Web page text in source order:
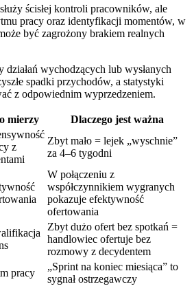
ścisłej kontroli pracowników, ale
pracy oraz identyfikacji momentów, w
być zagrożony brakiem realnych
wychodzących lub wysłanych
spadki przychodów, a statystyki
z odpowiednim wyprzedzeniem.
mierzy
Dlaczego jest ważna
z
Zbyt mało = lejek „wyschnie”
za 4–6 tygodni
W połączeniu z
współczynnikiem wygranych
pokazuje efektywność
ofertowania
Zbyt dużo ofert bez spotkań =
handlowiec ofertuje bez
rozmowy z decydentem
pracy
„Sprint na koniec miesiąca” to
sygnał ostrzegawczy